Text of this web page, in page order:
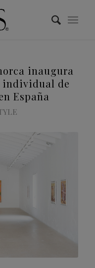
inaugura
individual de
España